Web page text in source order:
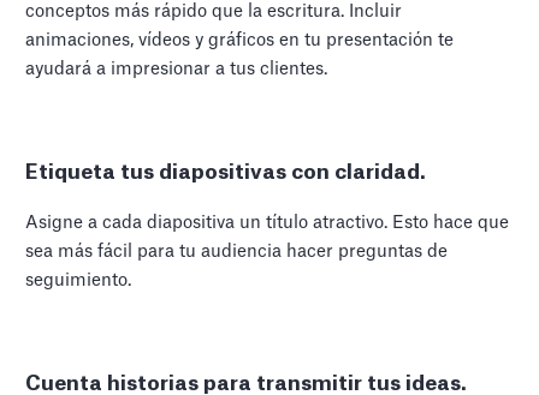
conceptos más rápido que la escritura. Incluir
animaciones, vídeos y gráficos en tu presentación te
ayudará a impresionar a tus clientes.
Etiqueta tus diapositivas con claridad.
Asigne a cada diapositiva un título atractivo. Esto hace que
sea más fácil para tu audiencia hacer preguntas de
seguimiento.
Cuenta historias para transmitir tus ideas.